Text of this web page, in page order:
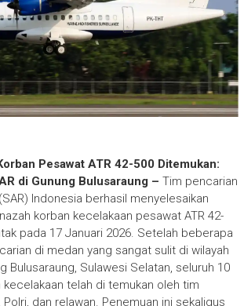
Pesawat ATR 42-500 Ditemukan:
di Gunung Bulusaraung – Tim pencarian
Indonesia berhasil menyelesaikan
korban kecelakaan pesawat ATR 42-
pada 17 Januari 2026. Setelah beberapa
di medan yang sangat sulit di wilayah
Bulusaraung, Sulawesi Selatan, seluruh 10
kecelakaan telah di temukan oleh tim
Polri, dan relawan. Penemuan ini sekaligus